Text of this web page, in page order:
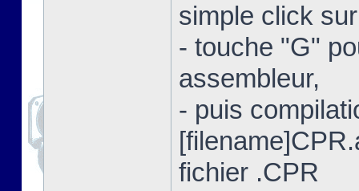
simple click
- touche "G"
assembleur,
- puis
fichier .CPR